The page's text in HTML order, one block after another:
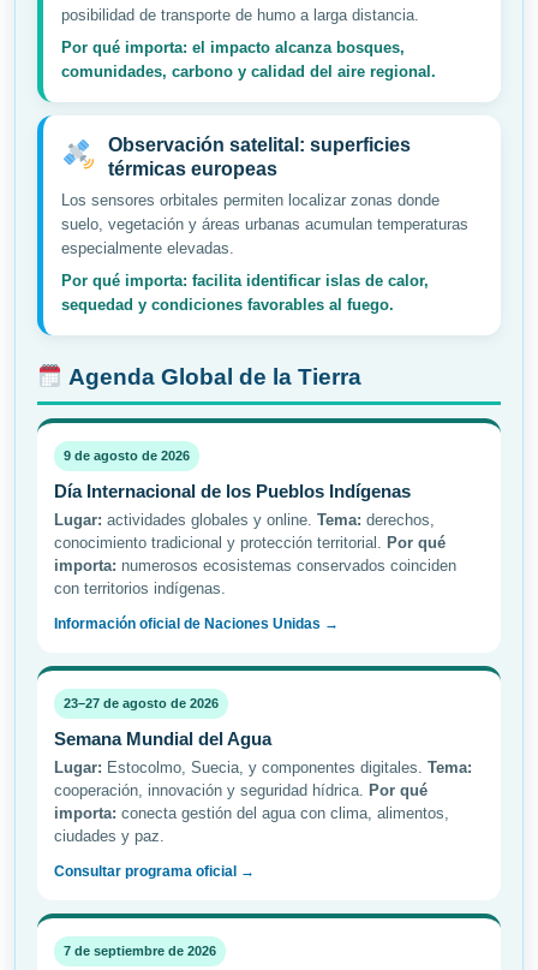
posibilidad de transporte de humo a larga distancia.
Por qué importa: el impacto alcanza bosques,
comunidades, carbono y calidad del aire regional.
Observación satelital: superficies
térmicas europeas
Los sensores orbitales permiten localizar zonas donde
suelo, vegetación y áreas urbanas acumulan temperaturas
especialmente elevadas.
Por qué importa: facilita identificar islas de calor,
sequedad y condiciones favorables al fuego.
Agenda Global de la Tierra
9 de agosto de 2026
Día Internacional de los Pueblos Indígenas
Lugar: actividades globales y online. Tema: derechos,
conocimiento tradicional y protección territorial. Por qué
importa: numerosos ecosistemas conservados coinciden
con territorios indígenas.
Información oficial de Naciones Unidas →
23–27 de agosto de 2026
Semana Mundial del Agua
Lugar: Estocolmo, Suecia, y componentes digitales. Tema:
cooperación, innovación y seguridad hídrica. Por qué
importa: conecta gestión del agua con clima, alimentos,
ciudades y paz.
Consultar programa oficial →
7 de septiembre de 2026